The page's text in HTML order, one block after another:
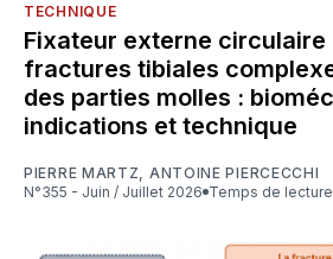
TECHNIQUE
Fixateur externe circulaire
fractures tibiales
des parties molles :
indications et technique
PIERRE MARTZ
ANTOINE PIERCECCHI
N°355 - Juin / Juillet 2026
Temps de